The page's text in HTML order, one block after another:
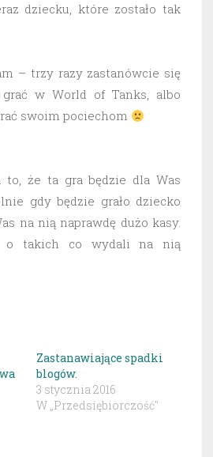
dziecku, które zostało tak
– trzy razy zastanówcie się
w World of Tanks, albo
swoim pociechom
że ta gra będzie dla Was
gdy będzie grało dziecko
na nią naprawdę dużo kasy.
o takich co wydali na nią
Zastanawiające spadki
blogów.
3 stycznia 2016
W „Przedsiębiorczość"